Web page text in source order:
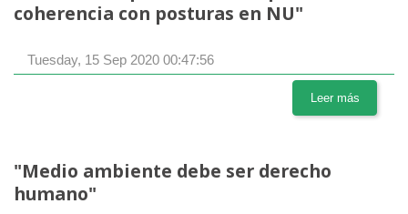
coherencia con posturas en NU"
Tuesday, 15 Sep 2020 00:47:56
Leer más
"Medio ambiente debe ser derecho
humano"